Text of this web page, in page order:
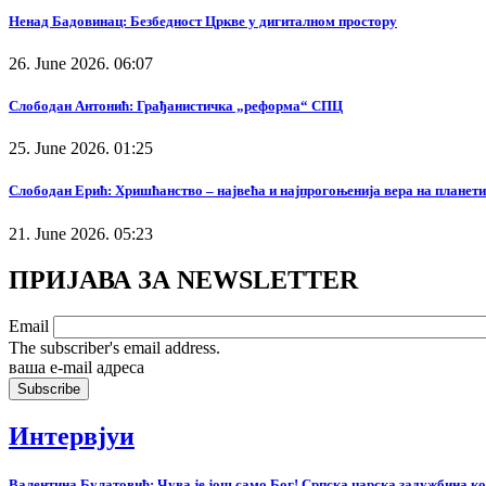
Ненад Бадовинац: Безбедност Цркве у дигиталном простору
26. June 2026. 06:07
Слободан Антонић: Грађанистичка „реформа“ СПЦ
25. June 2026. 01:25
Слободан Ерић: Хришћанство – највећа и најпрогоњенија вера на планети
21. June 2026. 05:23
ПРИЈАВА ЗА NEWSLETTER
Email
The subscriber's email address.
ваша е-mail адреса
Интервјуи